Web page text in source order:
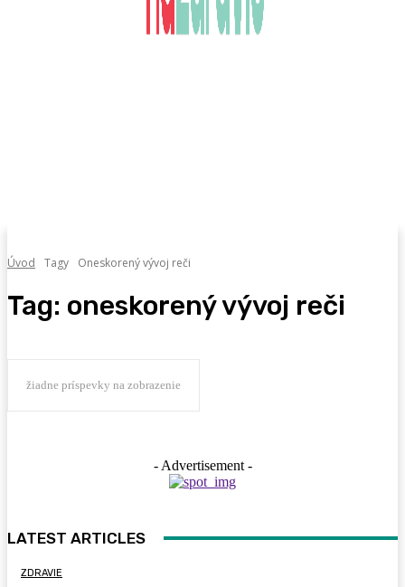
Úvod Tagy Oneskorený vývoj reči
Tag: oneskorený vývoj reči
žiadne príspevky na zobrazenie
- Advertisement -
LATEST ARTICLES
ZDRAVIE